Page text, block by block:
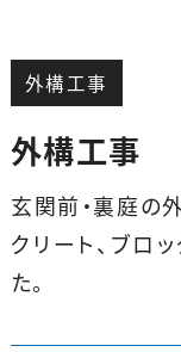
外構工事
外構工事
玄関前・裏庭の
クリート、ブロ
た。